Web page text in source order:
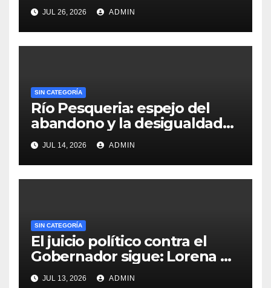
monumento a la interserrana
JUL 26, 2026 ADMIN
SIN CATEGORÍA
Río Pesqueria: espejo del
abandono y la desigualdad
en Nuevo León
JUL 14, 2026 ADMIN
SIN CATEGORÍA
El juicio político contra el
Gobernador sigue: Lorena de
la Garza
JUL 13, 2026 ADMIN